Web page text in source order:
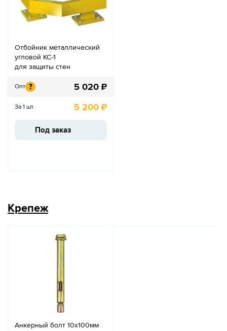
Отбойник металлический
угловой КС-1
для защиты стен
Опт ? 5 020 ₽
За 1 шт. 5 200 ₽
Под заказ
Крепеж
Анкерный болт 10х100мм